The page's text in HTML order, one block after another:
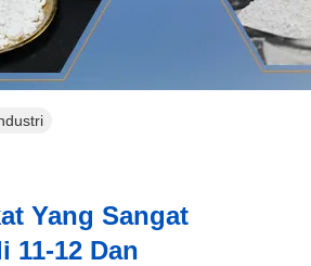
Yang Sangat
11-12 Dan